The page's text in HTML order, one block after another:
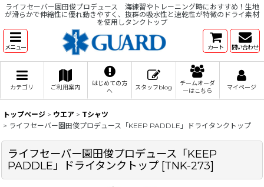
ライフセーバー園田俊プロデュース 海練習やトレーニング時におすすめ！生地
が滑らかで伸縮性に優れ動きやすく、抜群の吸水性と速乾性が特徴のドライ素材
を使用しタンクトップ
メニュー カート 問い合わせ
カテゴリ ご利用案内
はじめての方
へ
スタッフblog
チームオーダ
ーはこちら
マイページ
トップページ > ウエア > Tシャツ
> ライフセーバー園田俊プロデュース「KEEP PADDLE」ドライタンクトップ
ライフセーバー園田俊プロデュース「KEEP
PADDLE」ドライタンクトップ [TNK-273]